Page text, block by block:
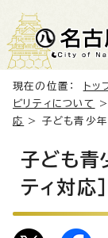
現在の位置： トッ
ビリティについて
応
> 子ども青少年
子ども青
ティ対応］